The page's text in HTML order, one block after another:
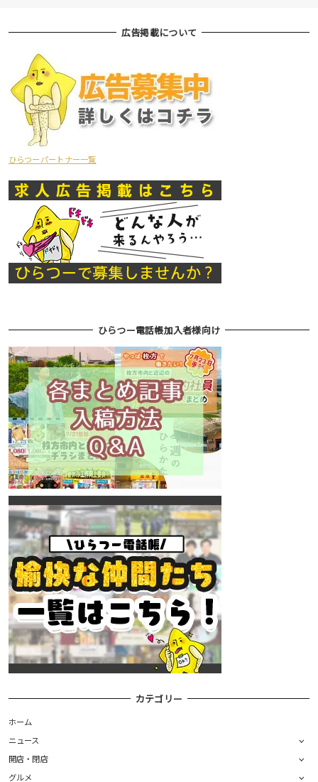
広告掲載について
ひらつーパートナー一覧
ひらつー電話帳加入者様向け
カテゴリー
ホーム
ニュース
開店・閉店
グルメ